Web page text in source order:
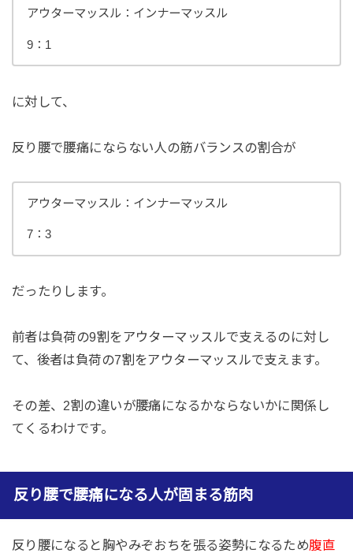
アウターマッスル：インナーマッスル
9：1
に対して、
反り腰で腰痛にならない人の筋バランスの割合が
アウターマッスル：インナーマッスル
7：3
だったりします。
前者は負荷の9割をアウターマッスルで支えるのに対し
て、後者は負荷の7割をアウターマッスルで支えます。
その差、2割の違いが腰痛になるかならないかに関係し
てくるわけです。
反り腰で腰痛になる人が固まる筋肉
反り腰になると胸やみぞおちを張る姿勢になるため腹直